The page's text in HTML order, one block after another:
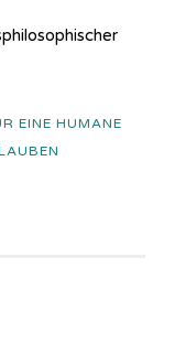
EINE HUMANE